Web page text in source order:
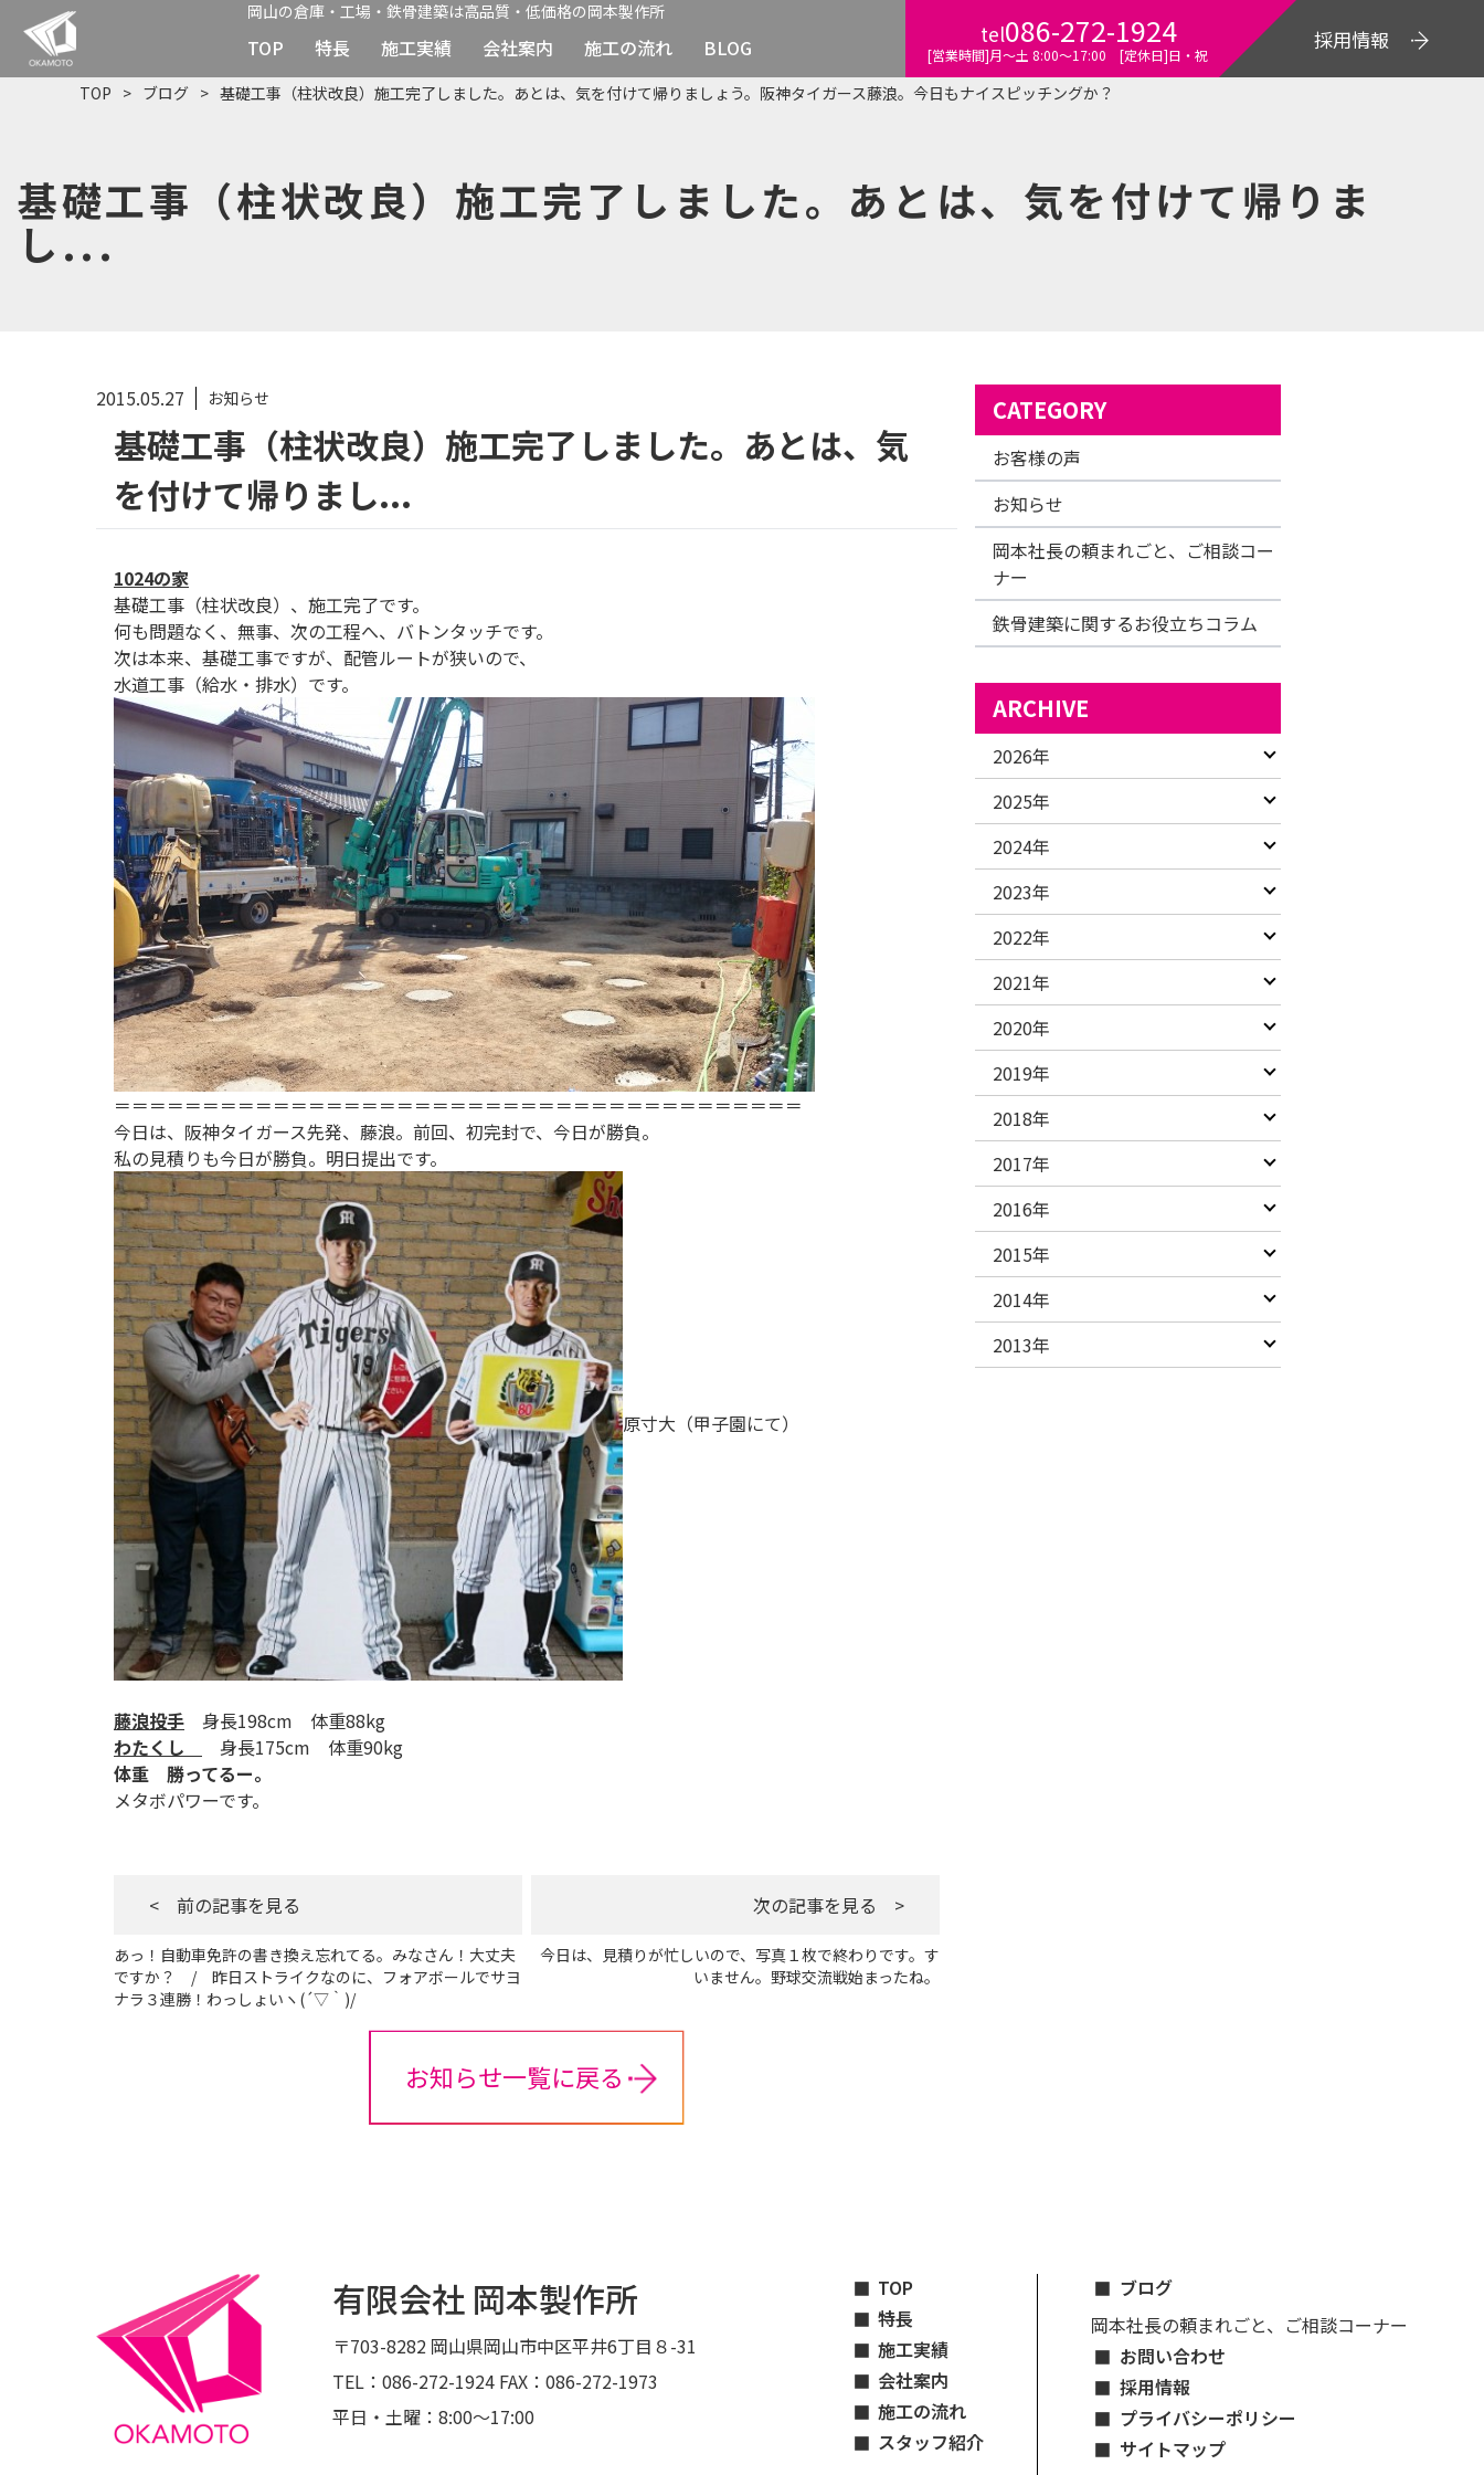
岡山の倉庫・工場・鉄骨建築は高品質・低価格の岡本製作所
TOP 特長 施工実績 会社案内 施工の流れ BLOG
tel086-272-1924
[営業時間]月～土 8:00〜17:00 [定休日]日・祝
採用情報
TOP ブログ 基礎工事（柱状改良）施工完了しました。あとは、気を付けて帰りましょう。阪神タイガース藤浪。今日もナイスピッチングか？
基礎工事（柱状改良）施工完了しました。あとは、気を付けて帰りま
し...
2015.05.27 お知らせ
基礎工事（柱状改良）施工完了しました。あとは、気
を付けて帰りまし...
1024の家
基礎工事（柱状改良）、施工完了です。
何も問題なく、無事、次の工程へ、バトンタッチです。
次は本来、基礎工事ですが、配管ルートが狭いので、
水道工事（給水・排水）です。
＝＝＝＝＝＝＝＝＝＝＝＝＝＝＝＝＝＝＝＝＝＝＝＝＝＝＝＝＝＝＝＝＝＝＝＝＝＝＝
今日は、阪神タイガース先発、藤浪。前回、初完封で、今日が勝負。
私の見積りも今日が勝負。明日提出です。
原寸大（甲子園にて）
藤浪投手 身長198cm 体重88kg
わたくし
身長175cm 体重90kg
体重 勝ってるー。
メタボパワーです。
< 前の記事を見る
あっ！自動車免許の書き換え忘れてる。みなさん！大丈夫
ですか？ / 昨日ストライクなのに、フォアボールでサヨ
ナラ３連勝！わっしょいヽ(´▽｀)/
次の記事を見る >
今日は、見積りが忙しいので、写真１枚で終わりです。す
いません。野球交流戦始まったね。
お知らせ一覧に戻る
CATEGORY
お客様の声
お知らせ
岡本社長の頼まれごと、ご相談コー
ナー
鉄骨建築に関するお役立ちコラム
ARCHIVE
2026年
2025年
2024年
2023年
2022年
2021年
2020年
2019年
2018年
2017年
2016年
2015年
2014年
2013年
有限会社 岡本製作所
〒703-8282 岡山県岡山市中区平井6丁目８-31
TEL：086-272-1924 FAX：086-272-1973
平日・土曜：8:00〜17:00
TOP
特長
施工実績
会社案内
施工の流れ
スタッフ紹介
ブログ
岡本社長の頼まれごと、ご相談コーナー
お問い合わせ
採用情報
プライバシーポリシー
サイトマップ